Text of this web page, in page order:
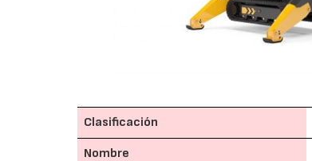
Clasificación
Nombre